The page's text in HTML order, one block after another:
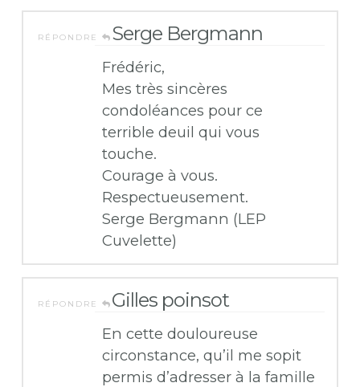
RÉPONDRE Serge Bergmann
Frédéric,
Mes très sincères
condoléances pour ce
terrible deuil qui vous
touche.
Courage à vous.
Respectueusement.
Serge Bergmann (LEP
Cuvelette)
RÉPONDRE Gilles poinsot
En cette douloureuse
circonstance, qu’il me sopit
permis d’adresser à la famille